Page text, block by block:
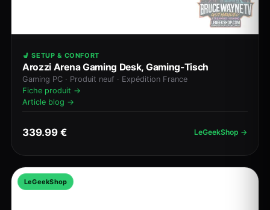
💺 SETUP & CONFORT
Arozzi Arena Gaming Desk, Gaming-Tisch
Gaming PC · Produit neuf · Expédition France
Fiche produit →
Article blog →
339.99 € LeGeekShop →
LeGeekShop